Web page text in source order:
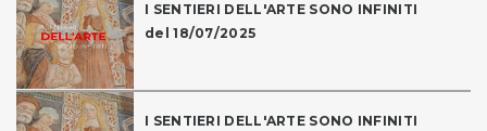
I SENTIERI DELL'ARTE SONO INFINITI
del 18/07/2025
I SENTIERI DELL'ARTE SONO INFINITI